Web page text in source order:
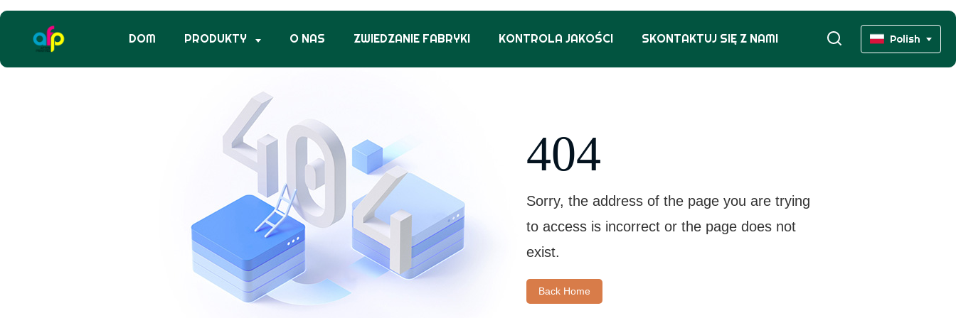
DOM PRODUKTY O NAS ZWIEDZANIE FABRYKI KONTROLA JAKOŚCI SKONTAKTUJ SIĘ Z NAMI Polish
404
Sorry, the address of the page you are trying
to access is incorrect or the page does not
exist.
Back Home